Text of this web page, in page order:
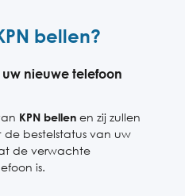
08:00-20:00
08:00-17:00
bellen?
nieuwe telefoon
KPN bellen en zij zullen
bestelstatus van uw
de verwachte
is.